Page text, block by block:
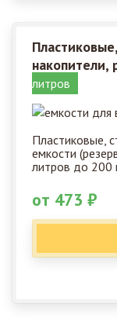
накопители,
литров
Пластиковые,
емкости
литров до 200
от 473 ₽